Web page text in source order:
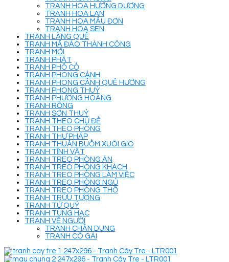
TRANH HOA HƯỚNG DƯƠNG
TRANH HOA LAN
TRANH HOA MẪU ĐƠN
TRANH HOA SEN
TRANH LÀNG QUÊ
TRANH MÃ ĐÁO THÀNH CÔNG
TRANH MỚI
TRANH PHẬT
TRANH PHỐ CỔ
TRANH PHONG CẢNH
TRANH PHONG CẢNH QUÊ HƯƠNG
TRANH PHONG THUỶ
TRANH PHƯỢNG HOÀNG
TRANH RỒNG
TRANH SƠN THUỶ
TRANH THEO CHỦ ĐỀ
TRANH THEO PHÒNG
TRANH THƯ PHÁP
TRANH THUẬN BUỒM XUÔI GIÓ
TRANH TĨNH VẬT
TRANH TREO PHÒNG ĂN
TRANH TREO PHÒNG KHÁCH
TRANH TREO PHÒNG LÀM VIỆC
TRANH TREO PHÒNG NGỦ
TRANH TREO PHÒNG THỜ
TRANH TRỪU TƯỢNG
TRANH TỨ QUÝ
TRANH TÙNG HẠC
TRANH VẼ NGƯỜI
TRANH CHÂN DUNG
TRANH CÔ GÁI